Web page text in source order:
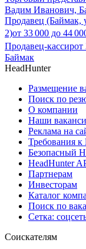
Вадим Иванович,
Продавец (Баймак,
2)от 33 000 до 44
Продавец-кассирот
Баймак
HeadHunter
Размещение
Поиск по
О компании
Наши
Реклама на
Требования
Безопасный
HeadHunter
Партнерам
Инвесторам
Каталог
Поиск по
Сетка:
Соискателям